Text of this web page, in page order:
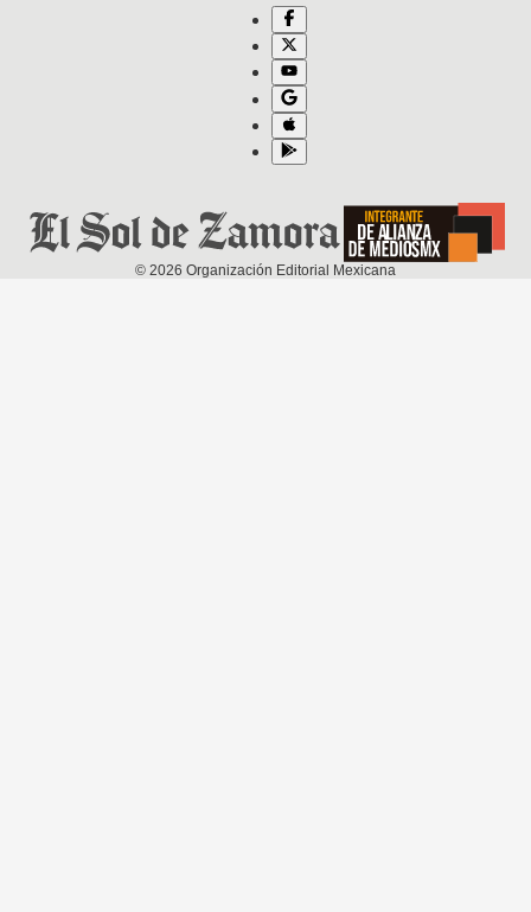
© 2026 Organización Editorial Mexicana